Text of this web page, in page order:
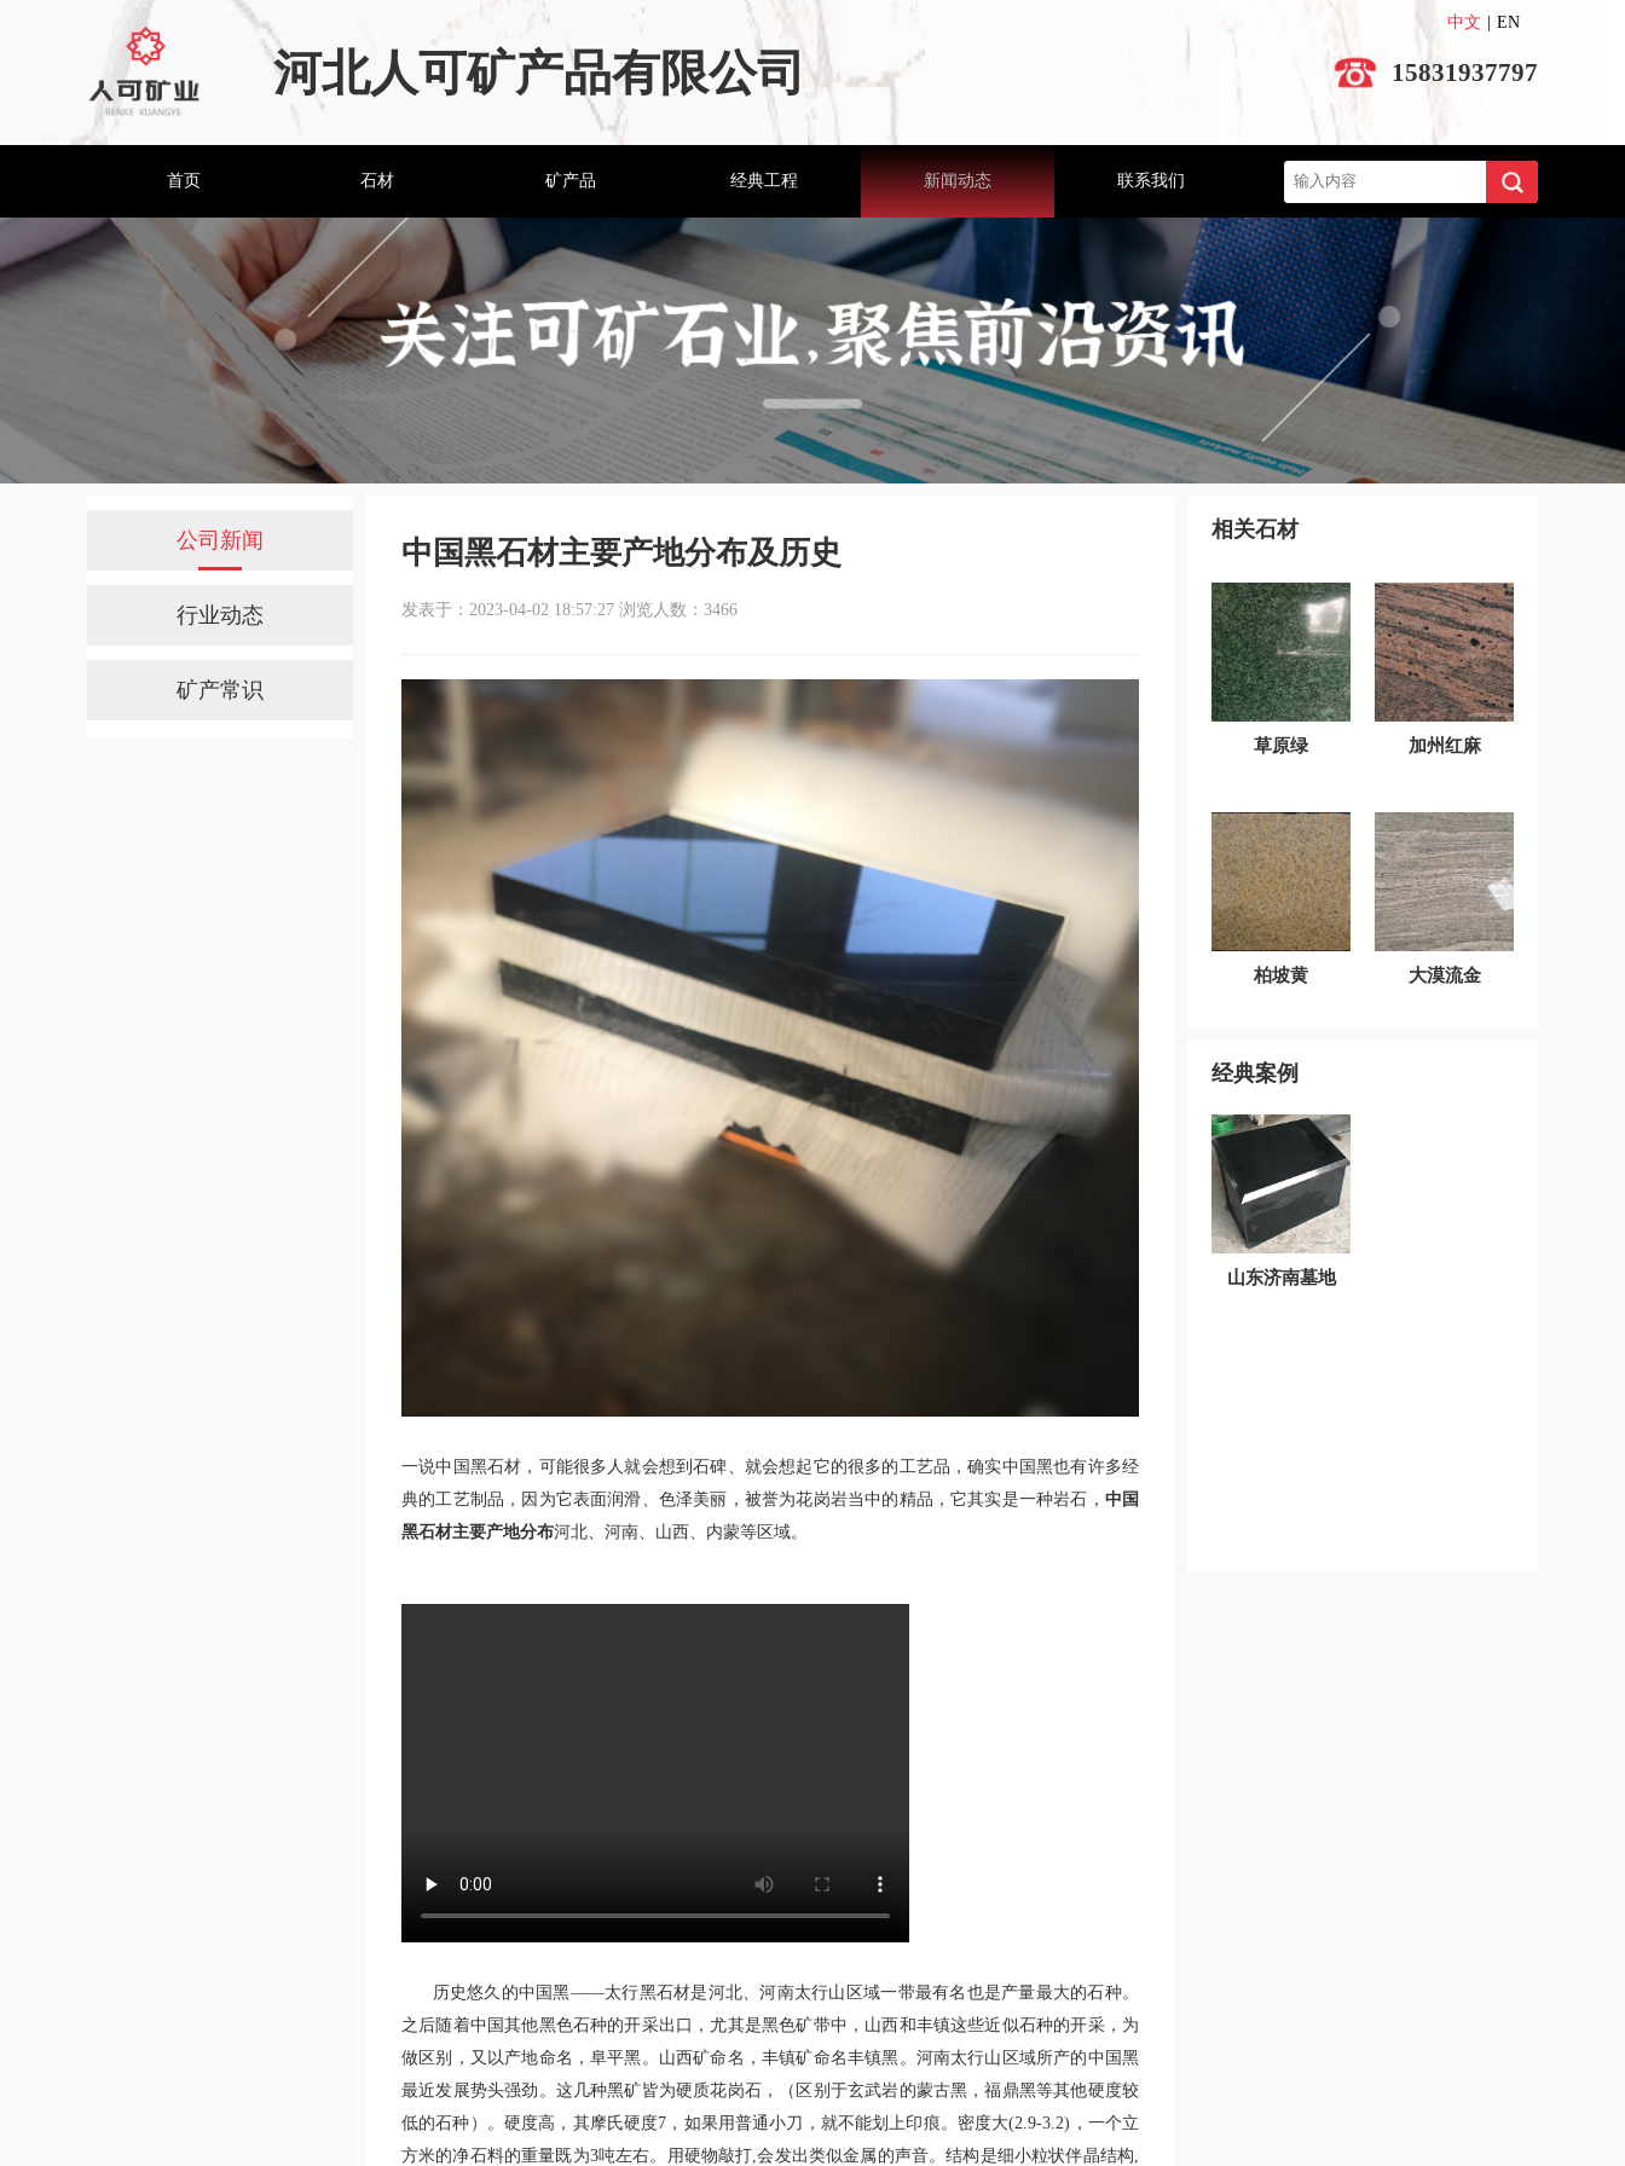
河北人可矿产品有限公司 15831937797
中文 EN
首页 石材 矿产品 经典工程 新闻动态 联系我们
公司新闻
行业动态
矿产常识
中国黑石材主要产地分布及历史
发表于：2023-04-02 18:57:27 浏览人数：3466
一说中国黑石材，可能很多人就会想到石碑、就会想起它的很多的工艺品，确实中国黑也有许多经
典的工艺制品，因为它表面润滑、色泽美丽，被誉为花岗岩当中的精品，它其实是一种岩石， 中国
黑石材主要产地分布河北、河南、山西、内蒙等区域。
历史悠久的中国黑——太行黑石材是河北、河南太行山区域一带最有名也是产量最大的石种。
之后随着中国其他黑色石种的开采出口，尤其是黑色矿带中，山西和丰镇这些近似石种的开采，为
做区别，又以产地命名，阜平黑。山西矿命名，丰镇矿命名丰镇黑。河南太行山区域所产的中国黑
最近发展势头强劲。这几种黑矿皆为硬质花岗石，（区别于玄武岩的蒙古黑，福鼎黑等其他硬度较
低的石种）。硬度高，其摩氏硬度7，如果用普通小刀，就不能划上印痕。密度大(2.9-3.2)，一个立
方米的净石料的重量既为3吨左右。用硬物敲打,会发出类似金属的声音。结构是细小粒状伴晶结构,
相关石材
草原绿 加州红麻
柏坡黄 大漠流金
经典案例
山东济南墓地